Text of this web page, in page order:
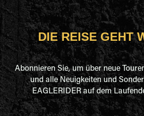
DIE REISE GEHT
Abonnieren Sie, um über neue
und alle Neuigkeiten und
EAGLERIDER auf dem